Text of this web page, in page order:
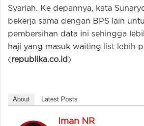
Syariah. Ke depannya, kata
bekerja sama dengan BPS lain
pembersihan data ini sehingga
haji yang masuk waiting list lebih
(republika.co.id )
About Latest Posts
Iman NR